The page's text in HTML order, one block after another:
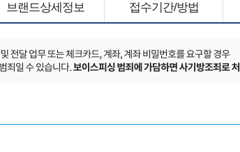
브랜드상세정보 접수기간/방법